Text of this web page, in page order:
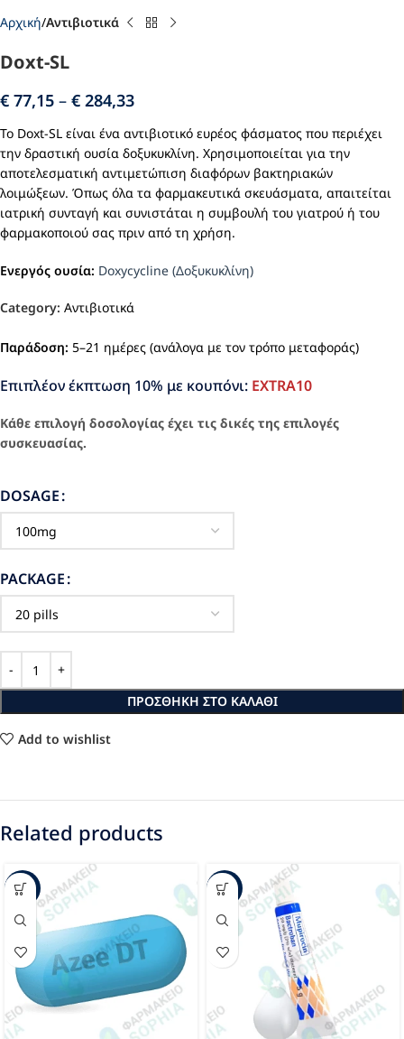
Αρχική Αντιβιοτικά
Doxt-SL
€ 77,15 – € 284,33
Το Doxt-SL είναι ένα αντιβιοτικό ευρέος φάσματος που περιέχει
την δραστική ουσία δοξυκυκλίνη. Χρησιμοποιείται για την
αποτελεσματική αντιμετώπιση διαφόρων βακτηριακών
λοιμώξεων. Όπως όλα τα φαρμακευτικά σκευάσματα, απαιτείται
ιατρική συνταγή και συνιστάται η συμβουλή του γιατρού ή του
φαρμακοποιού σας πριν από τη χρήση.
Ενεργός ουσία: Doxycycline (Δοξυκυκλίνη)
Category: Αντιβιοτικά
Παράδοση: 5–21 ημέρες (ανάλογα με τον τρόπο μεταφοράς)
Επιπλέον έκπτωση 10% με κουπόνι: EXTRA10
Κάθε επιλογή δοσολογίας έχει τις δικές της επιλογές
συσκευασίας.
DOSAGE
PACKAGE
ΠΡΟΣΘΉΚΗ ΣΤΟ ΚΑΛΆΘΙ
Add to wishlist
Related products
-30% -28%